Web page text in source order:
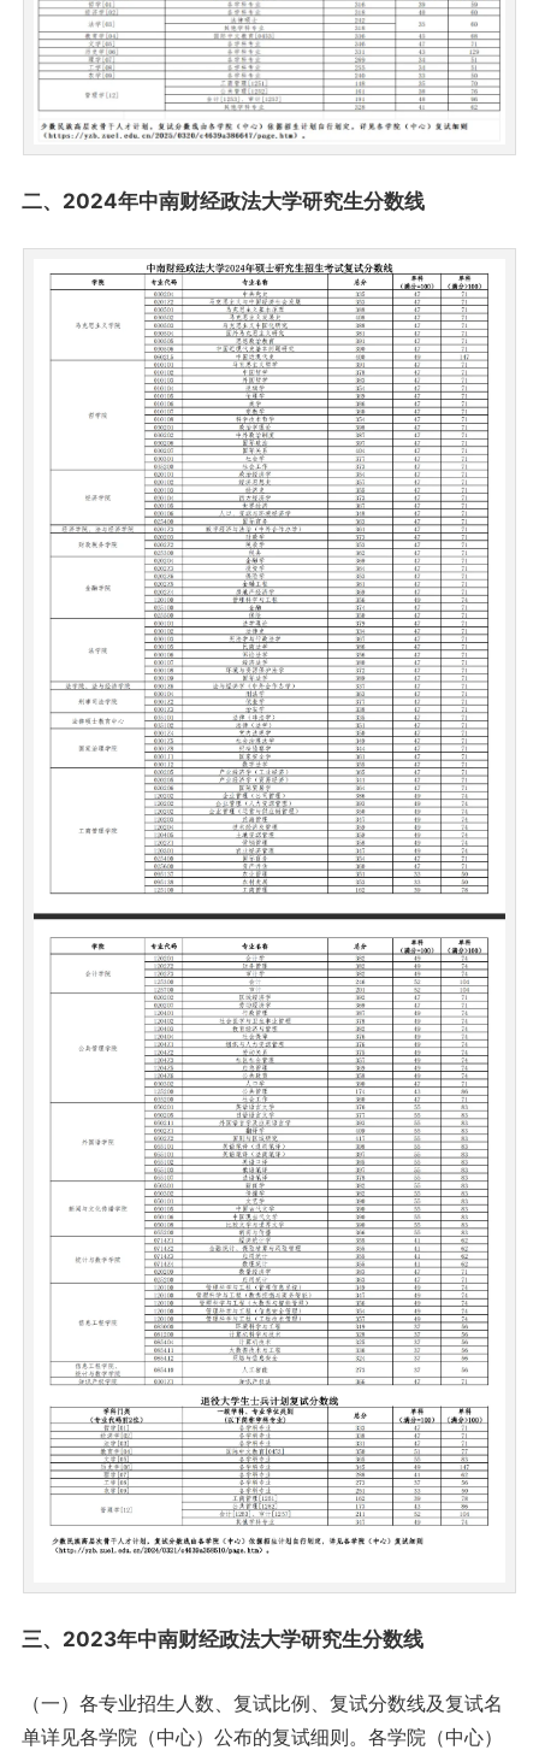
二、2024年中南财经政法大学研究生分数线
三、2023年中南财经政法大学研究生分数线
（一）各专业招生人数、复试比例、复试分数线及复试名
单详见各学院（中心）公布的复试细则。各学院（中心）